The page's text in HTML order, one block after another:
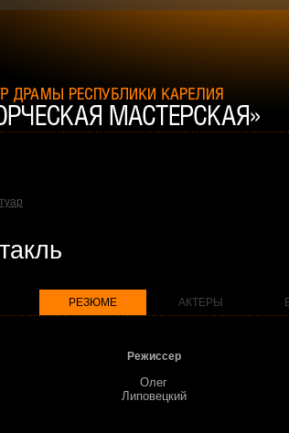
РЕЗЮМЕ АКТЕРЫ
Режиссер
Олег
Липовецкий